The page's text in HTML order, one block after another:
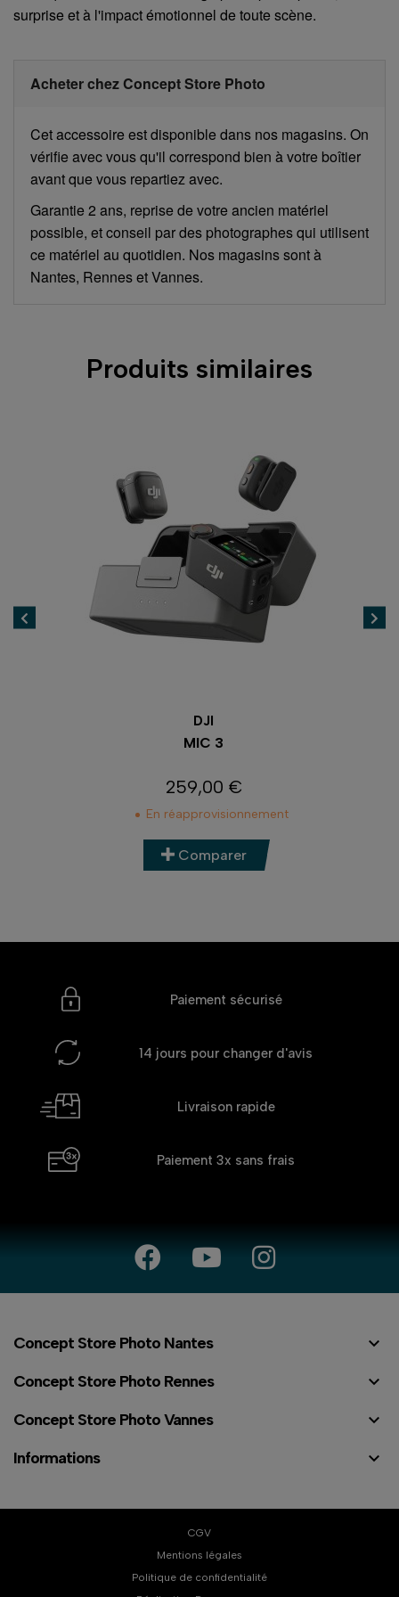
surprise et à l'impact émotionnel de toute scène.
Acheter chez Concept Store Photo
Cet accessoire est disponible dans nos magasins. On
vérifie avec vous qu'il correspond bien à votre boîtier
avant que vous repartiez avec.
Garantie 2 ans, reprise de votre ancien matériel
possible, et conseil par des photographes qui utilisent
ce matériel au quotidien. Nos magasins sont à
Nantes, Rennes et Vannes.
Produits similaires
DJI
MIC 3
Prix
259,00 €
En réapprovisionnement
Comparer
Paiement sécurisé
14 jours pour changer d'avis
Livraison rapide
Paiement 3x sans frais
Concept Store Photo Nantes 
Concept Store Photo Rennes 
Concept Store Photo Vannes 
Informations 
CGV
Mentions légales
Politique de confidentialité